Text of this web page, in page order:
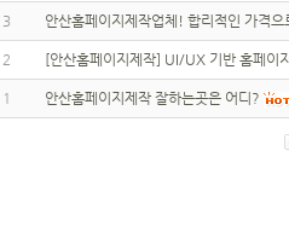
3 안산홈페이지제작업체! 합리적인 가격
2 [안산홈페이지제작] UI/UX 기반 홈페이
1 안산홈페이지제작 잘하는곳은 어디?